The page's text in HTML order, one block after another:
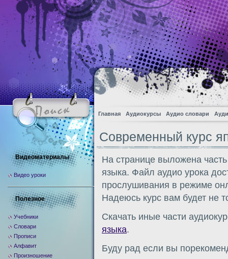
Главная Аудиокурсы Аудио словари
Современный курс
На странице выложена
языка. Файл аудио урока
прослушивания в режиме
Надеюсь курс вам будет не
Скачать иные части
языка.
Буду рад если вы
Видеоматериалы
Видео уроки
Полезное
Учебники
Словари
Прописи
Алфавит
Произношение